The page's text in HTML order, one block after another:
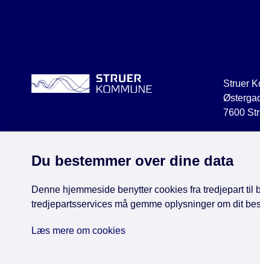
Struer
7600
Du bestemmer over dine data
Denne hjemmeside benytter cookies fra tredjepart
tredjepartsservices må gemme oplysninger om dit
Læs mere om cookies